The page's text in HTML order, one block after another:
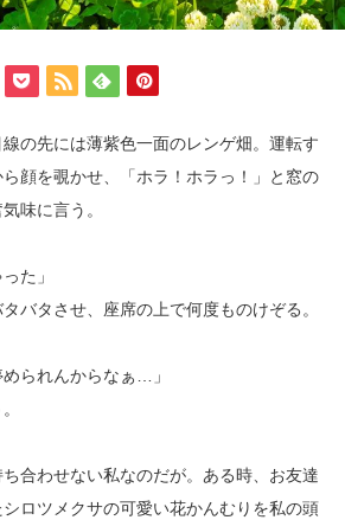
の先には薄紫色一面のレンゲ畑。運転す
顔を覗かせ、「ホラ！ホラっ！」と窓の
味に言う。
た」
バタさせ、座席の上で何度ものけぞる。
められんからなぁ…」
合わせない私なのだが。ある時、お友達
ロツメクサの可愛い花かんむりを私の頭